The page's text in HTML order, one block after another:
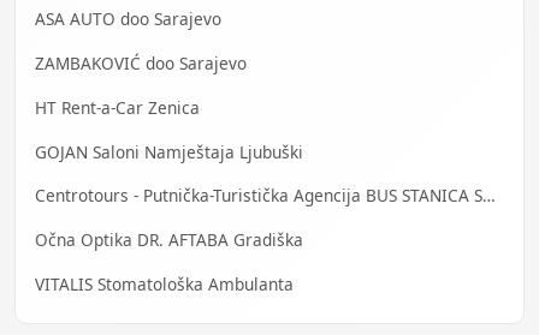
ASA AUTO doo Sarajevo
ZAMBAKOVIĆ doo Sarajevo
HT Rent-a-Car Zenica
GOJAN Saloni Namještaja Ljubuški
Centrotours - Putnička-Turistička Agencija BUS STANICA Sarajevo
Očna Optika DR. AFTABA Gradiška
VITALIS Stomatološka Ambulanta